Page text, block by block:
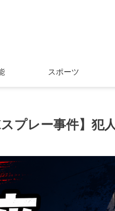
スポーツ
スプレー事件】犯